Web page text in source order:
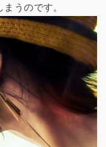
うのです。